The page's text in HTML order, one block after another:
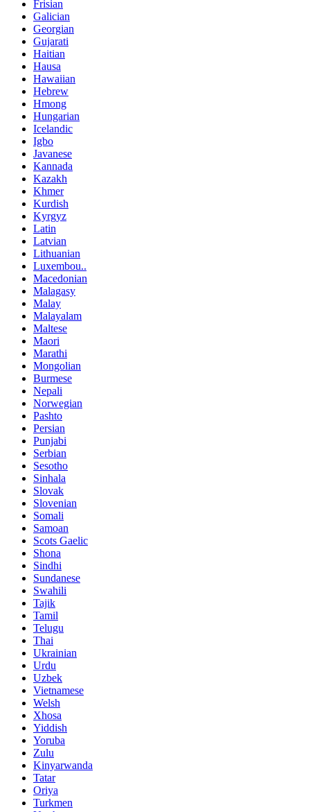
Frisian
Galician
Georgian
Gujarati
Haitian
Hausa
Hawaiian
Hebrew
Hmong
Hungarian
Icelandic
Igbo
Javanese
Kannada
Kazakh
Khmer
Kurdish
Kyrgyz
Latin
Latvian
Lithuanian
Luxembou..
Macedonian
Malagasy
Malay
Malayalam
Maltese
Maori
Marathi
Mongolian
Burmese
Nepali
Norwegian
Pashto
Persian
Punjabi
Serbian
Sesotho
Sinhala
Slovak
Slovenian
Somali
Samoan
Scots Gaelic
Shona
Sindhi
Sundanese
Swahili
Tajik
Tamil
Telugu
Thai
Ukrainian
Urdu
Uzbek
Vietnamese
Welsh
Xhosa
Yiddish
Yoruba
Zulu
Kinyarwanda
Tatar
Oriya
Turkmen